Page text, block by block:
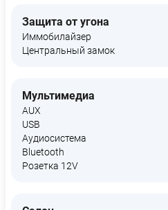
Защита от угона
Иммобилайзер
Центральный замок
Мультимедиа
AUX
USB
Аудиосистема
Bluetooth
Розетка 12V